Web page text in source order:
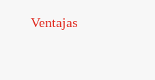
Ventajas